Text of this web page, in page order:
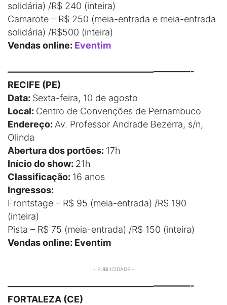
solidária) /R$ 240 (inteira)
Camarote – R$ 250 (meia-entrada e meia-entrada
solidária) /R$500 (inteira)
Vendas online: Eventim
————————————————————-
RECIFE (PE)
Data: Sexta-feira, 10 de agosto
Local: Centro de Convenções de Pernambuco
Endereço: Av. Professor Andrade Bezerra, s/n,
Olinda
Abertura dos portões: 17h
Início do show: 21h
Classificação: 16 anos
Ingressos:
Frontstage – R$ 95 (meia-entrada) /R$ 190
(inteira)
Pista – R$ 75 (meia-entrada) /R$ 150 (inteira)
Vendas online: Eventim
- PUBLICIDADE -
————————————————————-
FORTALEZA (CE)